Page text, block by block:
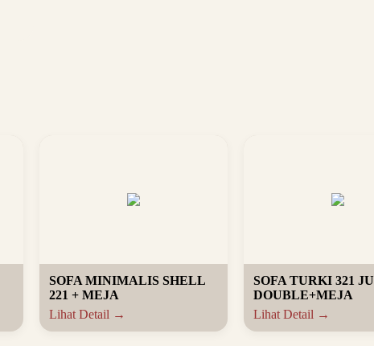
SOFA MINIMALIS SHELL
221 + MEJA
Lihat Detail →
SOFA TURKI 321
DOUBLE+MEJA
Lihat Detail →